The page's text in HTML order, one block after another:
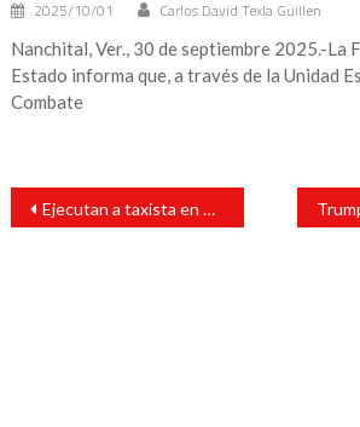
2025/10/01 Carlos David Texla Guillen
Nanchital, Ver., 30 de septiembre 2025.-La
Estado informa que, a través de la Unidad
Combate
Navegación
entradas
Ejecutan a taxista en Coatzacoalcos; le disparan a quemarropa